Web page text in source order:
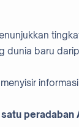
baru
peradaban